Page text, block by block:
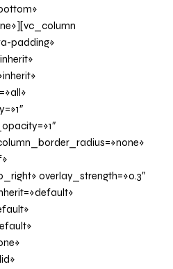
padding»
overlay_strength=»0.3″